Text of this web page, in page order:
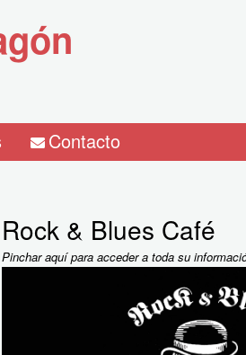
Contacto
Rock & Blues Café
Pinchar aquí para acceder a toda su